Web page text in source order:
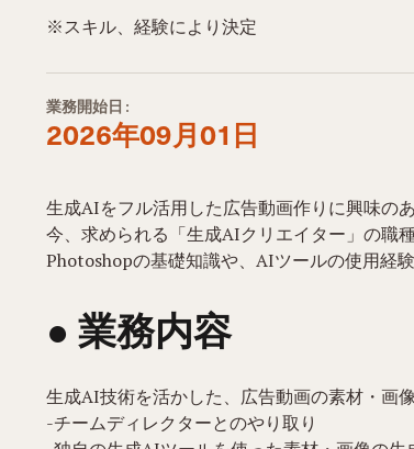
※スキル、経験により決定
業務開始日:
2026年09月01日
生成AIをフル活用した広告動画作りに興味の
今、求められる「生成AIクリエイター」の職種
Photoshopの基礎知識や、AIツールの使用経
● 業務内容​
生成AI技術を活かした、広告動画の素材・画
-チームディレクターとのやり取り